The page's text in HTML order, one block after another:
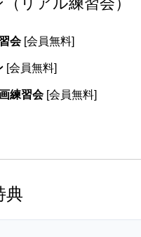
会 [会員無料]
[会員無料]
練習会 [会員無料]
典